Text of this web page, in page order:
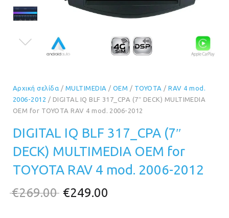
Αρχική σελίδα / MULTIMEDIA / OEM / TOYOTA /RAV 4 mod.
2006-2012 / DIGITAL IQ BLF 317_CPA (7″ DECK) MULTIMEDIA
OEM for TOYOTA RAV 4 mod. 2006-2012
DIGITAL IQ BLF 317_CPA (7″
DECK) MULTIMEDIA OEM for
TOYOTA RAV 4 mod. 2006-2012
€269.00 Original
€249.00